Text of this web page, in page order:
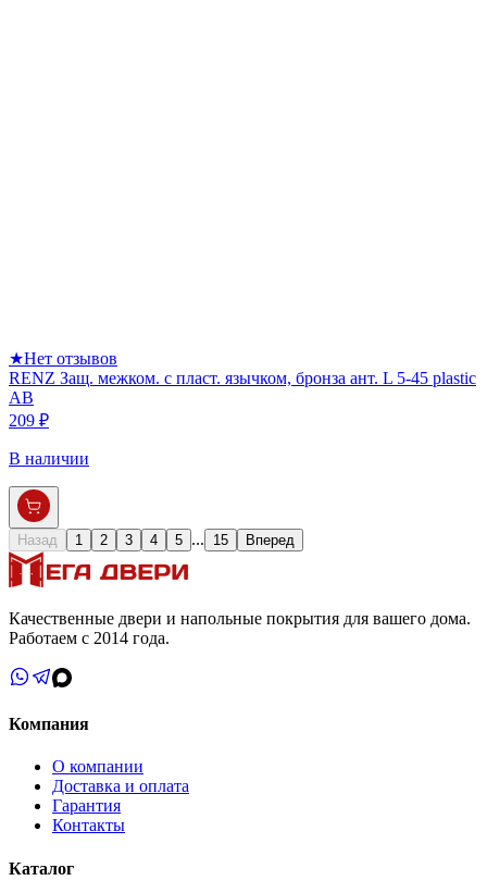
★Нет отзывов
RENZ Защ. межком. с пласт. язычком, бронза ант. L 5-45 plastic
AB
209 ₽
В наличии
Назад 1 2 3 4 5 ... 15 Вперед
Качественные двери и напольные покрытия для вашего дома.
Работаем с 2014 года.
Компания
О компании
Доставка и оплата
Гарантия
Контакты
Каталог